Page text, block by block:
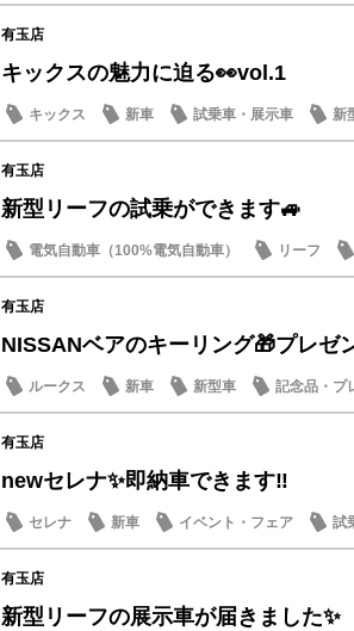
有玉店
キックスの魅力に迫る👀vol.1
キックス 新車 試乗車・展示車 新
有玉店
新型リーフの試乗ができます🚙
電気自動車（100%電気自動車）
リーフ
試乗車・展示車
新型車
有玉店
NISSANベアのキーリング🎁プレゼ
ルークス 新車 新型車 記念品・プ
有玉店
newセレナ✨即納車できます‼︎
セレナ 新車 イベント・フェア 試
有玉店
新型リーフの展示車が届きました✨